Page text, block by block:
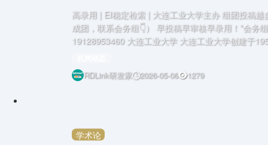
高录用 | EI稳定检索 | 大连工业大学主办 组团投稿
成团，联系会务组👇） 早投稿早审核早录用！*会务
19128953460 大连工业大学 大连工业大学创建于1958年， 是我国最早建立的
省管理为主的体制。2007
RDLink研发家 2026-05-06 1279
学术论